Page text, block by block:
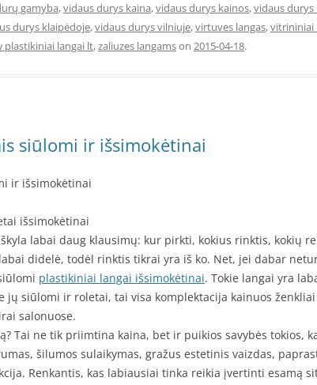
gamyba,vidaus durys kaina,vidaus durys kainos,vidaus durys
durys klaipėdoje,vidaus durys vilniuje,virtuves langas,vitrininiai
plastikiniai langai lt,zaliuzes langamson 2015-04-18.
siūlomi ir išsimokėtinai
ir išsimokėtinai
išsimokėtinai
labai daug klausimų: kur pirkti, kokius rinktis, kokių
didelė, todėl rinktis tikrai yra iš ko. Net, jei dabar
plastikiniai langai išsimokėtinai. Tokie langai yra
jų siūlomi ir roletai, tai visa komplektacija kainuos
salonuose.
Tai ne tik priimtina kaina, bet ir puikios savybės tokios,
šilumos sulaikymas, gražus estetinis vaizdas,
Renkantis, kas labiausiai tinka reikia įvertinti esamą